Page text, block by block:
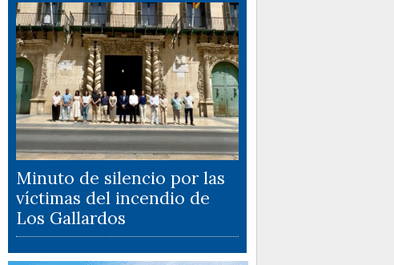
Minuto de silencio por las
víctimas del incendio de
Los Gallardos